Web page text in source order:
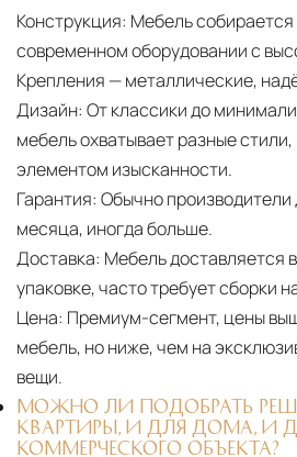
Конструкция: Мебель
современном оборудовании с
Крепления — металлические,
Дизайн: От классики до
мебель охватывает разные стили,
элементом изысканности.
Гарантия: Обычно
месяца, иногда больше.
Доставка: Мебель доставляется
упаковке, часто требует сборки
Цена: Премиум-сегмент, цены
мебель, но ниже, чем на
вещи.
МОЖНО ЛИ ПОДОБРАТЬ
КВАРТИРЫ, И ДЛЯ ДОМА, И
КОММЕРЧЕСКОГО ОБЪЕКТА?